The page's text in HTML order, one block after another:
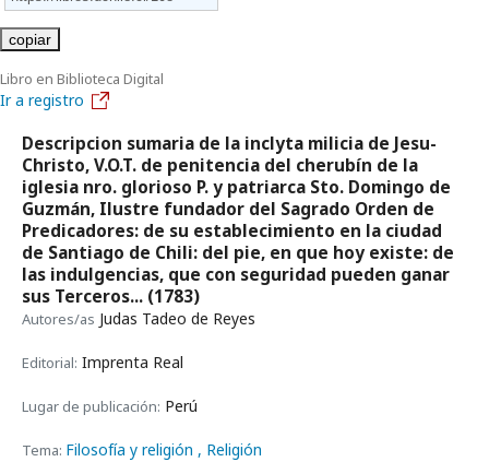
copiar
Libro en Biblioteca Digital
Ir a registro
Descripcion sumaria de la inclyta milicia de Jesu-
Christo, V.O.T. de penitencia del cherubín de la
iglesia nro. glorioso P. y patriarca Sto. Domingo de
Guzmán, Ilustre fundador del Sagrado Orden de
Predicadores: de su establecimiento en la ciudad
de Santiago de Chili: del pie, en que hoy existe: de
las indulgencias, que con seguridad pueden ganar
sus Terceros... (1783)
Autores/as Judas Tadeo de Reyes
Editorial: Imprenta Real
Lugar de publicación: Perú
Tema: Filosofía y religión , Religión